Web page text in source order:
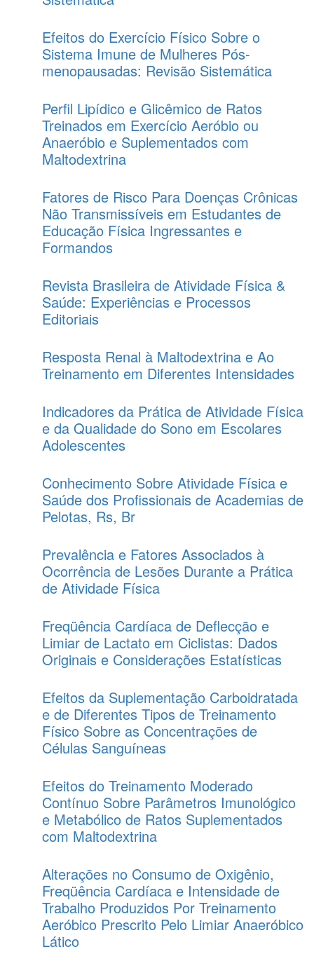
Efeitos do Exercício Físico Sobre o
Sistema Imune de Mulheres Pós-
menopausadas: Revisão Sistemática
Perfil Lipídico e Glicêmico de Ratos
Treinados em Exercício Aeróbio ou
Anaeróbio e Suplementados com
Maltodextrina
Fatores de Risco Para Doenças Crônicas
Não Transmissíveis em Estudantes de
Educação Física Ingressantes e
Formandos
Revista Brasileira de Atividade Física &
Saúde: Experiências e Processos
Editoriais
Resposta Renal à Maltodextrina e Ao
Treinamento em Diferentes Intensidades
Indicadores da Prática de Atividade Física
e da Qualidade do Sono em Escolares
Adolescentes
Conhecimento Sobre Atividade Física e
Saúde dos Profissionais de Academias de
Pelotas, Rs, Br
Prevalência e Fatores Associados à
Ocorrência de Lesões Durante a Prática
de Atividade Física
Freqüência Cardíaca de Deflecção e
Limiar de Lactato em Ciclistas: Dados
Originais e Considerações Estatísticas
Efeitos da Suplementação Carboidratada
e de Diferentes Tipos de Treinamento
Físico Sobre as Concentrações de
Células Sanguíneas
Efeitos do Treinamento Moderado
Contínuo Sobre Parâmetros Imunológico
e Metabólico de Ratos Suplementados
com Maltodextrina
Alterações no Consumo de Oxigênio,
Freqüência Cardíaca e Intensidade de
Trabalho Produzidos Por Treinamento
Aeróbico Prescrito Pelo Limiar Anaeróbico
Lático